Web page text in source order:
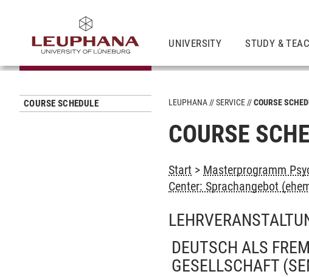
UNIVERSITY STUDY &
COURSE SCHEDULE LEUPHANA SERVICE COURSE
COURSE
Start > Masterprogramm
Center: Sprachangebot
DEUTSCH ALS
GESELLSCHAFT